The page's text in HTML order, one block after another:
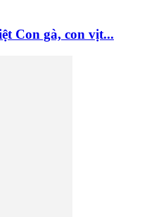
Con gà, con vịt...